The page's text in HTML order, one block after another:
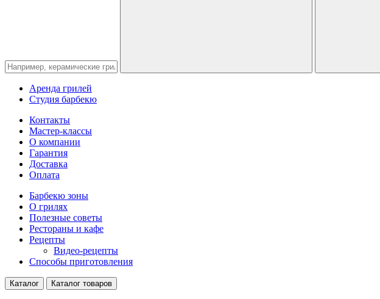
Аренда грилей
Студия барбекю
Контакты
Мастер-классы
О компании
Гарантия
Доставка
Оплата
Барбекю зоны
О грилях
Полезные советы
Рестораны и кафе
Рецепты
Видео-рецепты
Способы приготовления
Каталог Каталог товаров